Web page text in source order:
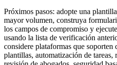
Próximos pasos: adopte una
mayor volumen, construya
los campos de compromiso y
usando la lista de verificación
considere plataformas que soporten
plantillas, automatización de